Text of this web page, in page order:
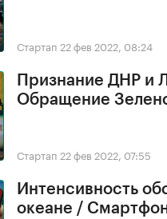
Стартап 22 фев 2022, 08:24
Признание ДНР и
Обращение
Стартап 22 фев 2022, 07:55
Интенсивность
океане /